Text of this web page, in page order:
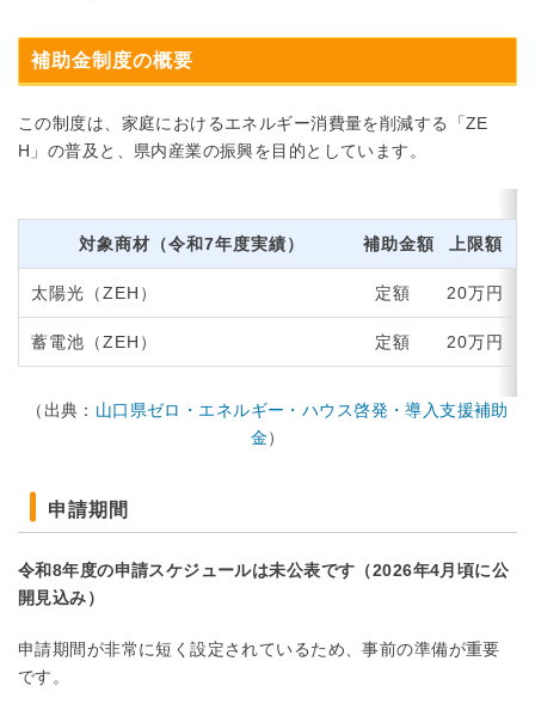
補助金制度の概要
この制度は、家庭におけるエネルギー消費量を削減する「ZE
H」の普及と、県内産業の振興を目的としています。
対象商材（令和7年度実績） 補助金額 上限額
太陽光（ZEH） 定額 20万円
蓄電池（ZEH） 定額 20万円
（出典： 山口県ゼロ・エネルギー・ハウス啓発・導入支援補助
金）
申請期間
令和8年度の申請スケジュールは未公表です（2026年4月頃に公
開見込み）
申請期間が非常に短く設定されているため、事前の準備が重要
です。